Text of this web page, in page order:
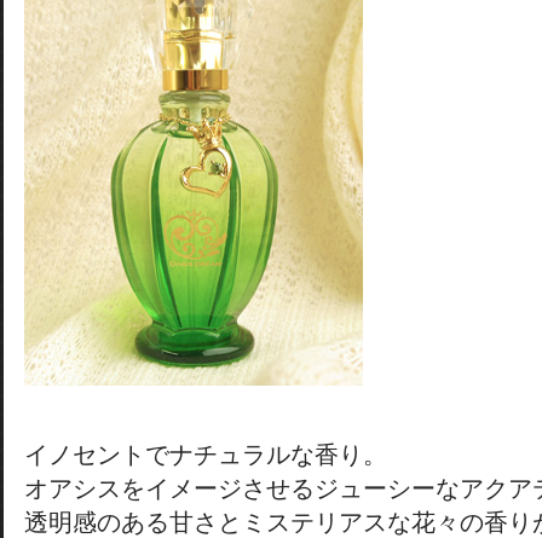
イノセントでナチュラルな香り。
オアシスをイメージさせるジューシーなアクア
透明感のある甘さとミステリアスな花々の香り